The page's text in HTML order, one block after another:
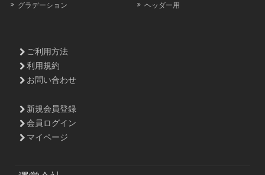
グラデーション
ヘッダー用
ご利用方法
利用規約
お問い合わせ
新規会員登録
会員ログイン
マイページ